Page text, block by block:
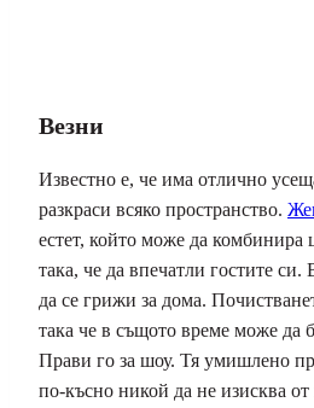
Везни
Известно е, че има отлично
разкраси всяко пространство.
естет, който може да комбинира
така, че да впечатли гостите си.
да се грижи за дома.
така че в същото време може да
Прави го за шоу. Тя умишлено
по-късно никой да не изисква от